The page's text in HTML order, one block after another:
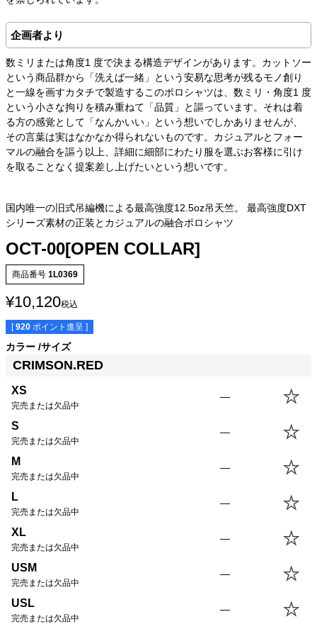
企画者より
数ミリまたは角度1 度で決まる構造デザインがあります。カットソー
という商品群から「洗えば一緒」という安易な思考が残るモノ創り
と一線を画すカタチで製造するこのポロシャツは、数ミリ・角度1 度
という小さな拘りを積み重ねて「品質」と謳っています。それは着
る方の感覚として「なんかいい」という想いでしかありませんが、
その言葉は実はなかなか得られないものです。カジュアルとフォー
マルの融合を謳う以上、詳細に細部にわたり服を選ぶお客様に引け
を取ることなく提案差し上げたいという想いです。
XS
M
L
65.5cm 52.0cm
XL
USM
68.5cm 58.0cm
USL
国内唯一の旧式吊編機による最高強度12.5oz吊天竺。 最高強度DXT
シリーズ素材の正装とカジュアルの融合ポロシャツ
OCT-00[OPEN COLLAR]
商品番号 1L0369
¥10,120税込
[ 920 ポイント進呈 ]
カラー サイズ
CRIMSON.RED
XS
完売または欠品中
—
S
完売または欠品中
—
M
完売または欠品中
—
L
完売または欠品中
—
XL
完売または欠品中
—
USM
完売または欠品中
—
USL
完売または欠品中
—